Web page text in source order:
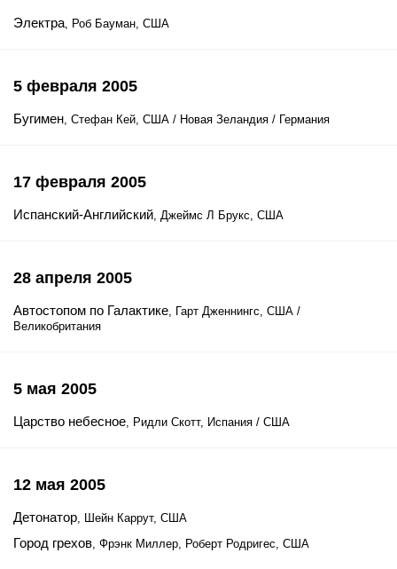
Электра, Роб Бауман, США
5 февраля 2005
Бугимен, Стефан Кей, США / Новая Зеландия / Германия
17 февраля 2005
Испанский-Английский, Джеймс Л Брукс, США
28 апреля 2005
Автостопом по Галактике, Гарт Дженнингс, США /
Великобритания
5 мая 2005
Царство небесное, Ридли Скотт, Испания / США
12 мая 2005
Детонатор, Шейн Каррут, США
Город грехов, Фрэнк Миллер, Роберт Родригес, США